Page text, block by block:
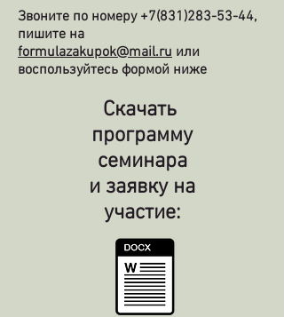
Звоните по номеру +7(831)283-53-44,
пишите на
formulazakupok@mail.ru или
воспользуйтесь формой ниже
Скачать
программу
семинара
и заявку на
участие: